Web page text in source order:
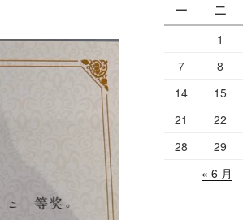
一
二
1
7
8
14
15
21
22
28
29
« 6 月